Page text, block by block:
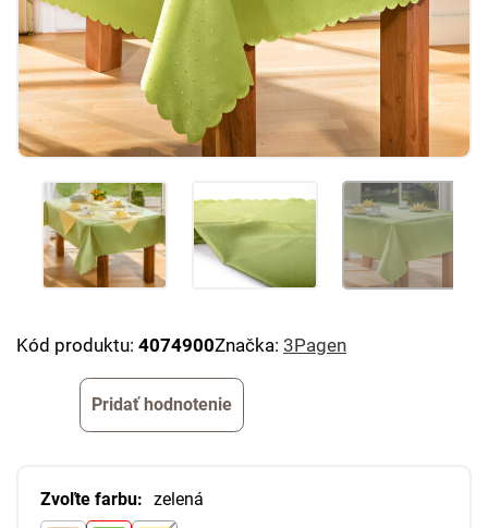
Kód produktu: 4074900Značka: 3Pagen
Pridať hodnotenie
Zvoľte farbu: zelená